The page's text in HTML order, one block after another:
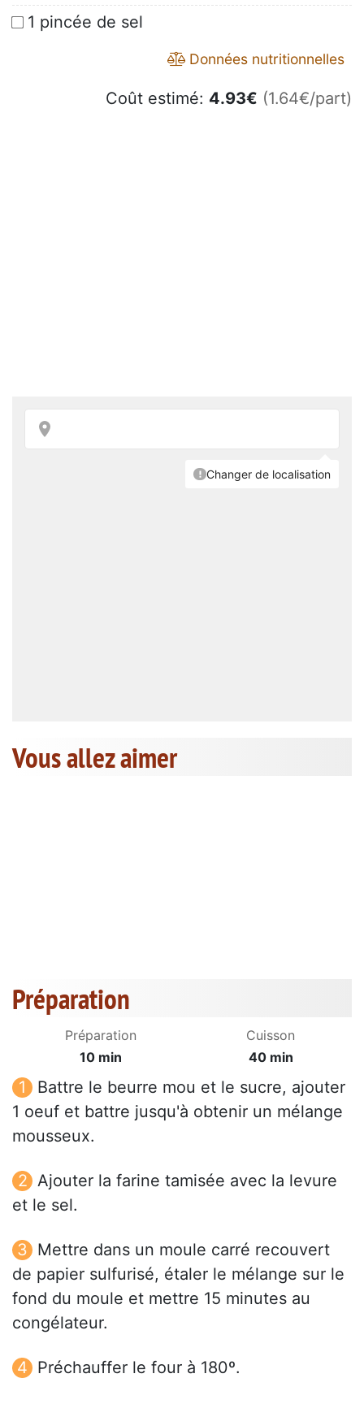
1 pincée de sel
Données nutritionnelles
Coût estimé: 4.93€ (1.64€/part)
Vous allez aimer
Préparation
Préparation
10 min
Cuisson
40 min
Battre le beurre mou et le sucre, ajouter
1 oeuf et battre jusqu'à obtenir un mélange
mousseux.
Ajouter la farine tamisée avec la levure
et le sel.
Mettre dans un moule carré recouvert
de papier sulfurisé, étaler le mélange sur le
fond du moule et mettre 15 minutes au
congélateur.
Préchauffer le four à 180º.